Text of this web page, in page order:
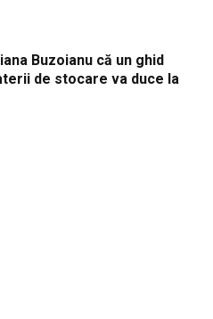
Buzoianu că un ghid
de stocare va duce la